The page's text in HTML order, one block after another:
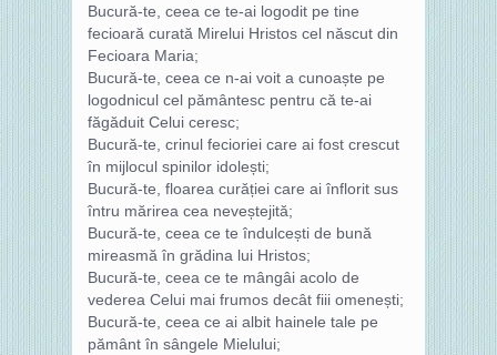
Bucură-te, ceea ce te-ai logodit pe tine
fecioară curată Mirelui Hristos cel născut din
Fecioara Maria;
Bucură-te, ceea ce n-ai voit a cunoaște pe
logodnicul cel pământesc pentru că te-ai
făgăduit Celui ceresc;
Bucură-te, crinul fecioriei care ai fost crescut
în mijlocul spinilor idolești;
Bucură-te, floarea curăției care ai înflorit sus
întru mărirea cea neveștejită;
Bucură-te, ceea ce te îndulcești de bună
mireasmă în grădina lui Hristos;
Bucură-te, ceea ce te mângâi acolo de
vederea Celui mai frumos decât fiii omenești;
Bucură-te, ceea ce ai albit hainele tale pe
pământ în sângele Mielului;